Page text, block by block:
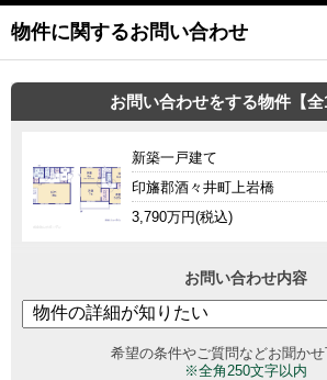
物件に関するお問い合わせ
お問い合わせをする物件【全
新築一戸建て
印旛郡酒々井町上岩橋
3,790万円(税込)
お問い合わせ内容
希望の条件やご質問などお聞かせ
※全角250文字以内